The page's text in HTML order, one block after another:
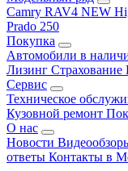
Camry RAV4 NEW
Prado 250
Покупка
Автомобили в
Лизинг Страхование
Сервис
Техническое
Кузовной ремонт
О нас
Новости
ответы Контакты в